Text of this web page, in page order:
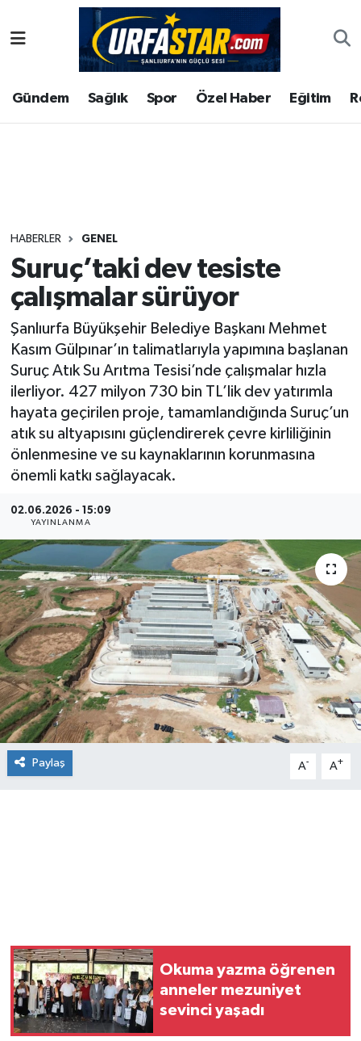
Gündem Sağlık Spor Özel Haber Eğitim
HABERLER GENEL
Suruç’taki dev tesiste
çalışmalar sürüyor
Şanlıurfa Büyükşehir Belediye Başkanı Mehmet
Kasım Gülpınar’ın talimatlarıyla yapımına başlanan
Suruç Atık Su Arıtma Tesisi’nde çalışmalar hızla
ilerliyor. 427 milyon 730 bin TL’lik dev yatırımla
hayata geçirilen proje, tamamlandığında Suruç’un
atık su altyapısını güçlendirerek çevre kirliliğinin
önlenmesine ve su kaynaklarının korunmasına
önemli katkı sağlayacak.
02.06.2026 - 15:09
YAYINLANMA
Paylaş A- A+
Okuma yazma öğrenen
anneler mezuniyet
sevinci yaşadı
ASAYİS
ÇEVRE
Gündem
Kültür
Magazin
Şanlıurfa Nöbetçi Eczaneler
Şanlıurfa Hava Durumu
Tüm Manşetler
Son Dakika Haberleri
Haber Arşivi